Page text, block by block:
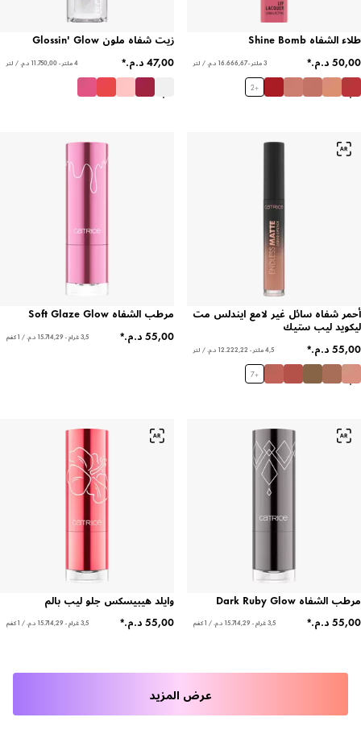
طلاء الشفاه Shine Bomb
3 ملتر - ‏16.666,67 د.م.‏ / لتر
+
2
زيت شفاه ملون Glossin' Glow
4 ملتر - ‏11.750,00 د.م.‏ / لتر
أحمر شفاه سائل غير لامع ايندلس مت
ليكويد ليب ستيك
4,5 ملتر - ‏12.222,22 د.م.‏ / لتر
+
7
مرطب الشفاه Soft Glaze Glow
3,5 غرام - ‏15.714,29 د.م.‏ / 1 كغم
مرطب الشفاه Dark Ruby Glow
3,5 غرام - ‏15.714,29 د.م.‏ / 1 كغم
وايلد هيبيسكس جلو ليب بالم
3,5 غرام - ‏15.714,29 د.م.‏ / 1 كغم
عرض المزيد